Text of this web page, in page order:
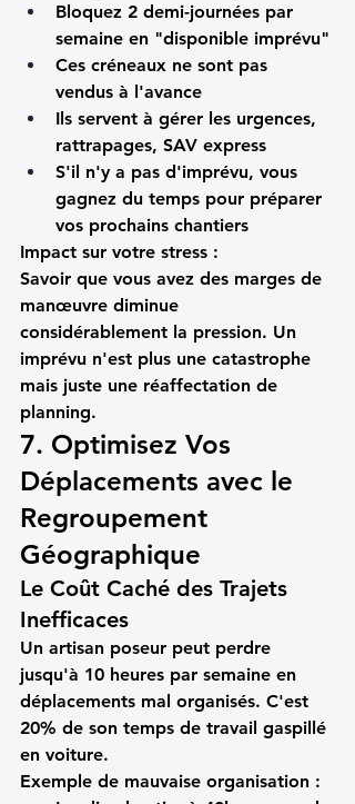
Bloquez 2 demi-journées par
semaine en "disponible imprévu"
Ces créneaux ne sont pas
vendus à l'avance
Ils servent à gérer les urgences,
rattrapages, SAV express
S'il n'y a pas d'imprévu, vous
gagnez du temps pour préparer
vos prochains chantiers
Impact sur votre stress :
Savoir que vous avez des marges de
manœuvre diminue
considérablement la pression. Un
imprévu n'est plus une catastrophe
mais juste une réaffectation de
planning.
7. Optimisez Vos
Déplacements avec le
Regroupement
Géographique
Le Coût Caché des Trajets
Inefficaces
Un artisan poseur peut perdre
jusqu'à 10 heures par semaine en
déplacements mal organisés. C'est
20% de son temps de travail gaspillé
en voiture.
Exemple de mauvaise organisation :